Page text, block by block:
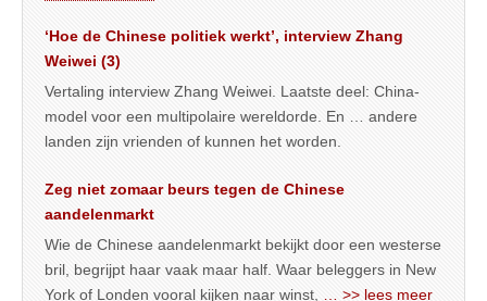
‘Hoe de Chinese politiek werkt’, interview Zhang
Weiwei (3)
Vertaling interview Zhang Weiwei. Laatste deel: China-
model voor een multipolaire wereldorde. En … andere
landen zijn vrienden of kunnen het worden.
Zeg niet zomaar beurs tegen de Chinese
aandelenmarkt
Wie de Chinese aandelenmarkt bekijkt door een westerse
bril, begrijpt haar vaak maar half. Waar beleggers in New
York of Londen vooral kijken naar winst,
… >> lees meer